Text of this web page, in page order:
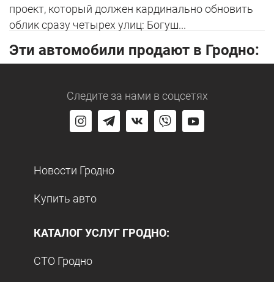
проект, который должен кардинально обновить
облик сразу четырех улиц: Богуш...
Эти автомобили продают в Гродно:
Следите за нами в соцсетях
Новости Гродно
Купить авто
КАТАЛОГ УСЛУГ ГРОДНО:
СТО Гродно